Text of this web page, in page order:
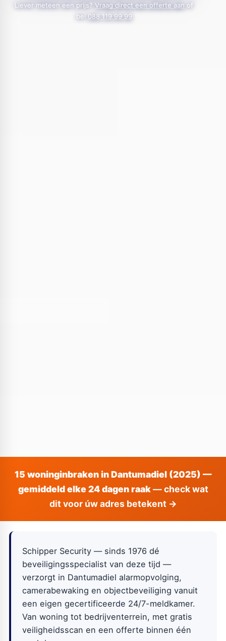
Liever meteen een prijs? Vraag direct een offerte aan of
bel 088 119 99 99
15 woninginbraken in Dantumadiel (2025) —
gemiddeld elke 24 dagen raak— check wat
dit voor úw adres betekent →
Schipper Security — sinds 1976 dé
beveiligingsspecialist van deze tijd —
verzorgt in Dantumadiel alarmopvolging,
camerabewaking en objectbeveiliging vanuit
een eigen gecertificeerde 24/7-meldkamer.
Van woning tot bedrijventerrein, met gratis
veiligheidsscan en een offerte binnen één